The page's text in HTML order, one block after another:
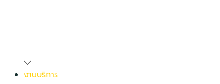
งานบริการ